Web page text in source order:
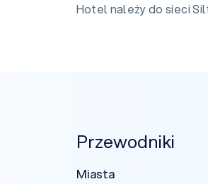
Hotel należy do sieci
Przewodniki
Miasta